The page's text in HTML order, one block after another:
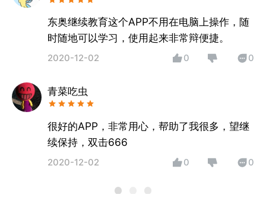
东奥继续教育这个APP不用在电脑上操作，随
时随地可以学习，使用起来非常辩便捷。
2020-12-02 0 0
青菜吃虫
很好的APP，非常用心，帮助了我很多，望继
续保持，双击666
2020-12-02 0 0